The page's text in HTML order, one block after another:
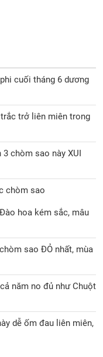
cuối tháng 6 dương
trở liên miên trong
chòm sao này XUI
chòm sao
hoa kém sắc, mâu
sao ĐỎ nhất, mùa
năm no đủ như Chuột
dễ ốm đau liên miên,